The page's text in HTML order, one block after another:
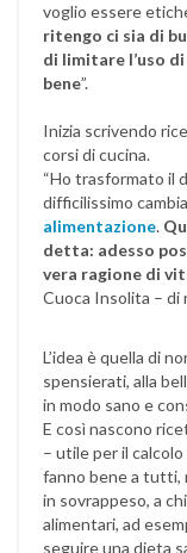
voglio essere
ritengo ci sia di
di limitare l’uso
bene”.
Inizia scrivendo
corsi di cucina.
“Ho trasformato il
difficilissimo
alimentazione.
detta: adesso
vera ragione di
Cuoca Insolita – di
L’idea è quella di
spensierati, alla
in modo sano e
E così nascono
– utile per il
fanno bene a tutti,
in sovrappeso, a
alimentari, ad
seguire una dieta